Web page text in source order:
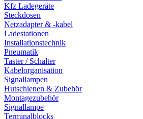
Kfz Ladegeräte
Steckdosen
Netzadapter & -kabel
Ladestationen
Installationstechnik
Pneumatik
Taster / Schalter
Kabelorganisation
Signallampen
Hutschienen & Zubehör
Montagezubehör
Signallampe
Terminalblocks